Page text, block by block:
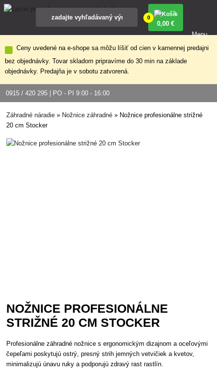
Ceny uvedené na e-shope sa môžu líšiť od cien v kamennej predajni
bez objednávky. Tovar skladom pripravíme do 30 min na základe
objednávky. Predajňa je v sobotu zatvorená.
0915 / 420 295 | PO - PI 9:00 - 16:00
0
0,00 €
Menu
Záhradné náradie » Nožnice záhradné » Nožnice profesionálne strižné
20 cm Stocker
NOŽNICE PROFESIONÁLNE
STRIŽNÉ 20 CM STOCKER
Profesionálne záhradné nožnice s ergonomickým dizajnom a oceľovými
čepeľami poskytujú ostrý, presný strih jemných vetvičiek a kvetov,
minimalizujú únavu ruky a podporujú zdravý rast rastlín.